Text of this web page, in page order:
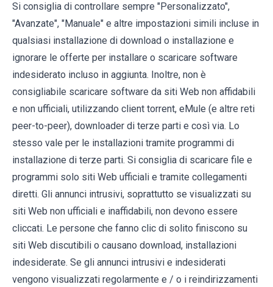
Si consiglia di controllare sempre "Personalizzato",
"Avanzate", "Manuale" e altre impostazioni simili incluse in
qualsiasi installazione di download o installazione e
ignorare le offerte per installare o scaricare software
indesiderato incluso in aggiunta. Inoltre, non è
consigliabile scaricare software da siti Web non affidabili
e non ufficiali, utilizzando client torrent, eMule (e altre reti
peer-to-peer), downloader di terze parti e così via. Lo
stesso vale per le installazioni tramite programmi di
installazione di terze parti. Si consiglia di scaricare file e
programmi solo siti Web ufficiali e tramite collegamenti
diretti. Gli annunci intrusivi, soprattutto se visualizzati su
siti Web non ufficiali e inaffidabili, non devono essere
cliccati. Le persone che fanno clic di solito finiscono su
siti Web discutibili o causano download, installazioni
indesiderate. Se gli annunci intrusivi e indesiderati
vengono visualizzati regolarmente e / o i reindirizzamenti